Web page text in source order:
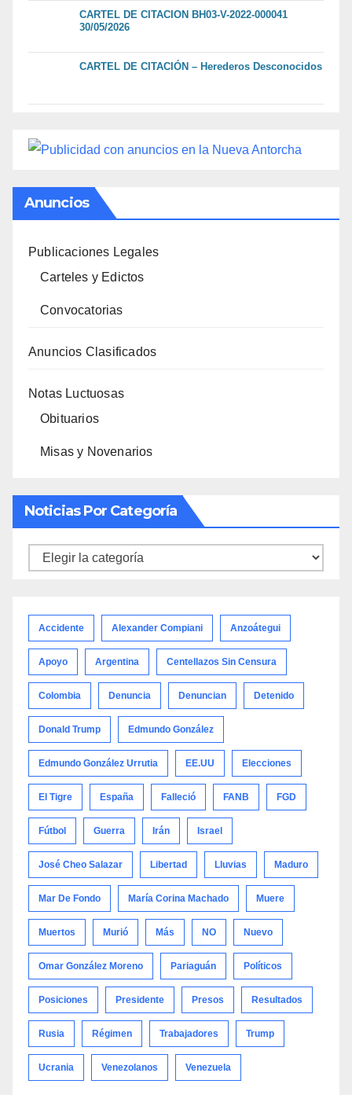
CARTEL DE CITACION BH03-V-2022-000041
30/05/2026
CARTEL DE CITACIÓN – Herederos Desconocidos
Anuncios
Publicaciones Legales
Carteles y Edictos
Convocatorias
Anuncios Clasificados
Notas Luctuosas
Obituarios
Misas y Novenarios
Noticias Por Categoría
Noticias
Accidente Alexander Compiani Anzoátegui
Apoyo Argentina Centellazos Sin Censura
Colombia Denuncia Denuncian Detenido
Donald Trump Edmundo González
Edmundo González Urrutia EE.UU Elecciones
El Tigre España Falleció FANB FGD
Fútbol Guerra Irán Israel
José Cheo Salazar Libertad Lluvias Maduro
Mar De Fondo María Corina Machado Muere
Muertos Murió Más NO Nuevo
Omar González Moreno Pariaguán Políticos
Posiciones Presidente Presos Resultados
Rusia Régimen Trabajadores Trump
Ucrania Venezolanos Venezuela